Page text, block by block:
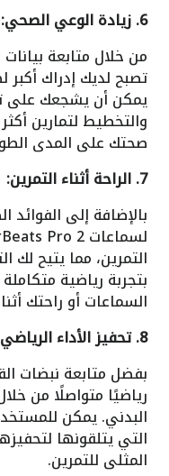
6. زيادة الوعي الصحي:
من خلال متابعة
تصبح لديك إدراك
يمكن أن يشجعك على
والتخطيط لتمارين
صحتك على المدى
7. الراحة أثناء التمرين:
بالإضافة إلى الفوائد
التمرين، مما يتيح لك
بتجربة رياضية
السماعات أو راحتك
8. تحفيز الأداء الرياضي:
بفضل متابعة نبضات
رياضيًا متواصلًا من
البدني. يمكن
التي يتلقونها
المثلى للتمرين.